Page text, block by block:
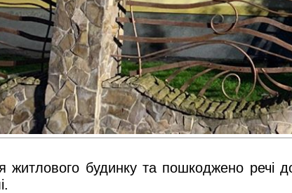
житлового будинку та пошкоджено речі